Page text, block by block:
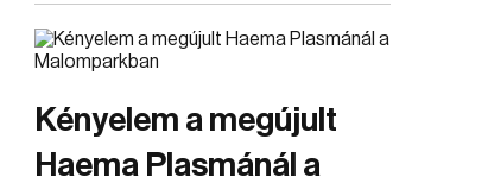
Kényelem a megújult
Haema Plasmánál a